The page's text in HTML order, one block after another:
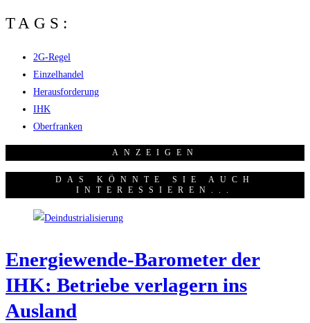
TAGS:
2G-Regel
Einzelhandel
Herausforderung
IHK
Oberfranken
ANZEI­GEN
DAS KÖNNTE SIE AUCH
INTERESSIEREN...
Ener­gie­wen­de-Baro­me­ter der
IHK: Betrie­be ver­la­gern ins
Ausland